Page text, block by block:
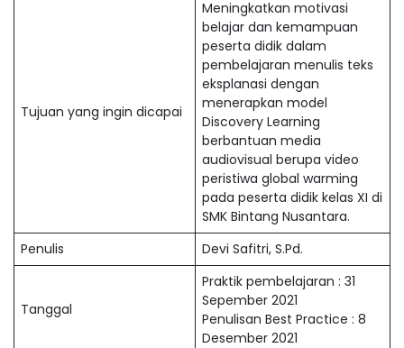
Tujuan yang ingin dicapai
Meningkatkan motivasi
belajar dan kemampuan
peserta didik dalam
pembelajaran menulis teks
eksplanasi dengan
menerapkan model
Discovery Learning
berbantuan media
audiovisual berupa video
peristiwa global warming
pada peserta didik kelas XI di
SMK Bintang Nusantara.
Penulis
Devi Safitri, S.Pd.
Tanggal
Praktik pembelajaran : 31
Sepember 2021
Penulisan Best Practice : 8
Desember 2021